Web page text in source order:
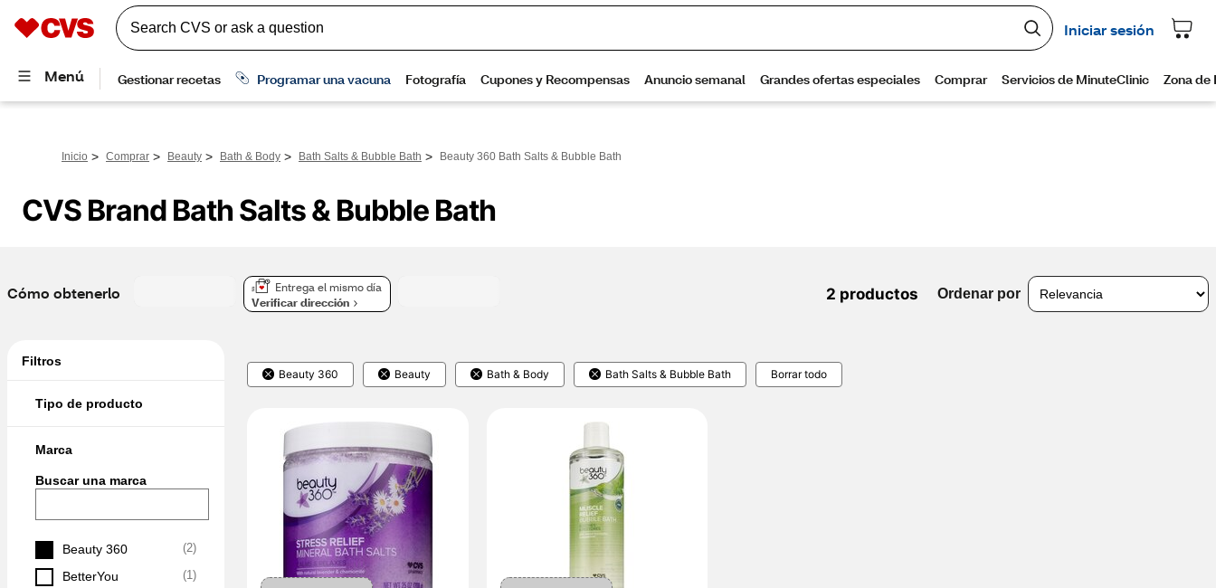
Inicio > Comprar > Beauty > Bath & Body > Bath Salts & Bubble Bath > Beauty 360 Bath Salts & Bubble Bath
CVS Brand Bath Salts & Bubble Bath
Cómo obtenerlo
Entrega el mismo día
Verificar dirección
2 productos Ordenar por
Filtros
Tipo de producto
Marca
Buscar una marca
Beauty 360 (2)
BetterYou (1)
Beauty 360 Beauty Bath & Body Bath Salts & Bubble Bath Borrar todo